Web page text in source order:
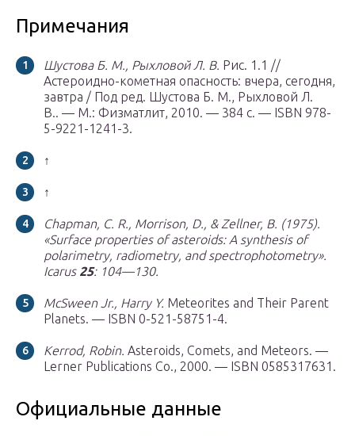
Примечания
Шустова Б. М., Рыхловой Л. В. Рис. 1.1 //
Астероидно-кометная опасность: вчера, сегодня,
завтра / Под ред. Шустова Б. М., Рыхловой Л.
В.. — М.: Физматлит, 2010. — 384 с. — ISBN 978-
5-9221-1241-3.
↑
↑
Chapman, C. R., Morrison, D., & Zellner, B. (1975).
«Surface properties of asteroids: A synthesis of
polarimetry, radiometry, and spectrophotometry».
Icarus 25: 104—130.
McSween Jr., Harry Y. Meteorites and Their Parent
Planets. — ISBN 0-521-58751-4.
Kerrod, Robin. Asteroids, Comets, and Meteors. —
Lerner Publications Co., 2000. — ISBN 0585317631.
Официальные данные